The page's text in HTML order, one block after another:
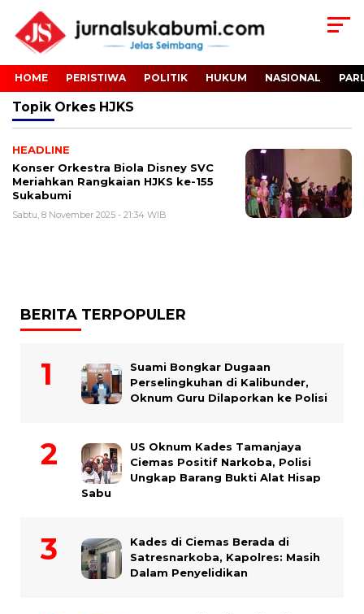
HOME PERISTIWA POLITIK HUKUM NASIONAL
Topik Orkes HJKS
HEADLINE
Konser Orkestra Biola Disney SVC
Meriahkan Rangkaian HJKS ke-155
Sukabumi
Sabtu, 8 November 2025 - 21:34 WIB
BERITA TERPOPULER
Suami Bongkar Dugaan
Perselingkuhan di Kalibunder,
Oknum Guru Dilaporkan ke Polisi
US Oknum Kades Tamanjaya
Ciemas Positif Narkoba, Polisi
Ungkap Barang Bukti Alat Hisap
Sabu
Kades di Ciemas Berada di
Satresnarkoba, Kapolres: Masih
Dalam Penyelidikan